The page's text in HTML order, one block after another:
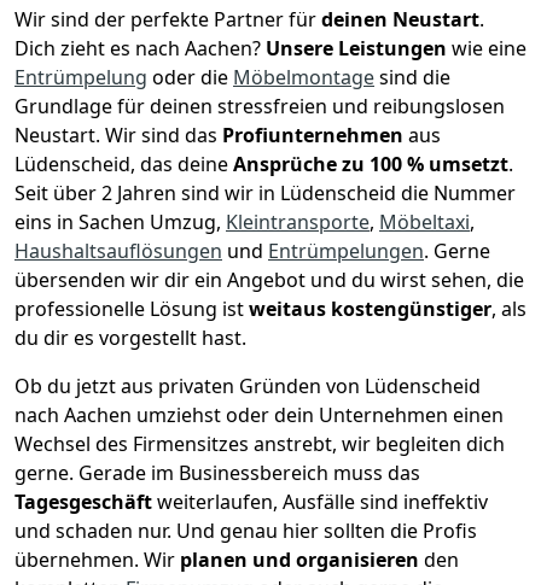
Wir sind der perfekte Partner fürdeinen Neustart.
Dich zieht es nach Aachen? Unsere Leistungen wie eine
Entrümpelung oder die Möbelmontagesind die
Grundlage für deinen stressfreien und reibungslosen
Neustart. Wir sind das Profiunternehmen aus
Lüdenscheid, das deineAnsprüche zu 100 % umsetzt.
Seit über 2 Jahren sind wir in Lüdenscheid die Nummer
eins in Sachen Umzug, Kleintransporte, Möbeltaxi,
Haushaltsauflösungen und Entrümpelungen. Gerne
übersenden wir dir ein Angebot und du wirst sehen, die
professionelle Lösung istweitaus kostengünstiger, als
du dir es vorgestellt hast.
Ob du jetzt aus privaten Gründen von Lüdenscheid
nach Aachen umziehst oder dein Unternehmen einen
Wechsel des Firmensitzes anstrebt, wir begleiten dich
gerne. Gerade im Businessbereich muss das
Tagesgeschäftweiterlaufen, Ausfälle sind ineffektiv
und schaden nur. Und genau hier sollten die Profis
übernehmen. Wir planen und organisieren den